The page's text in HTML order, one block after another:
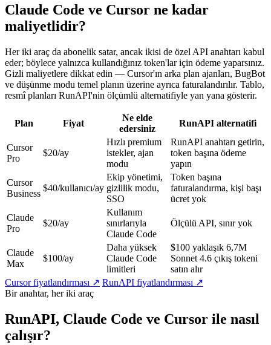
Claude Code ve Cursor ne kadar
maliyetlidir?
Her iki araç da abonelik satar, ancak ikisi de özel API anahtarı kabul
eder; böylece yalnızca kullandığınız token'lar için ödeme yaparsınız.
Gizli maliyetlere dikkat edin — Cursor'ın arka plan ajanları, BugBot
ve düşünme modu temel planın üzerine ayrıca faturalandırılır. Tablo,
resmî planları RunAPI'nin ölçümlü alternatifiyle yan yana gösterir.
Plan Fiyat
Ne elde
edersiniz
RunAPI alternatifi
Cursor
Pro
$20/ay
Hızlı premium
istekler, ajan
modu
RunAPI anahtarı getirin,
token başına ödeme
yapın
Cursor
Business
$40/kullanıcı/ay
Ekip yönetimi,
gizlilik modu,
SSO
Token başına
faturalandırma, kişi başı
ücret yok
Claude
Pro
$20/ay
Kullanım
sınırlarıyla
Claude Code
Ölçülü API, sınır yok
Claude
Max
$100/ay
Daha yüksek
Claude Code
limitleri
$100 yaklaşık 6,7M
Sonnet 4.6 çıkış tokeni
satın alır
Cursor fiyatlandırması ↗ RunAPI fiyatlandırması ↗
Bir anahtar, her iki araç
RunAPI, Claude Code ve Cursor ile nasıl
çalışır?